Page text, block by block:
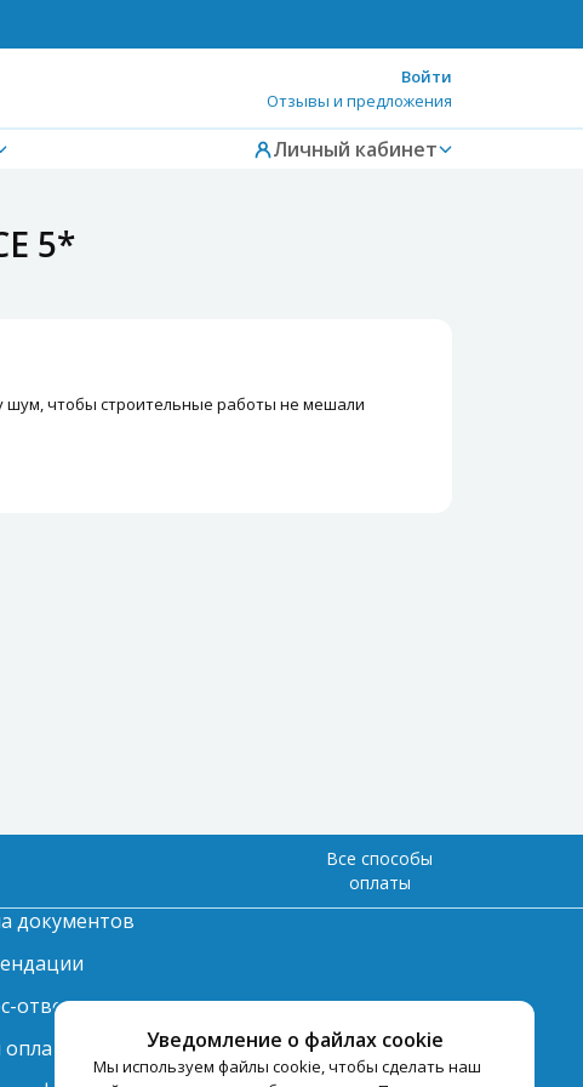
Войти
Отзывы и предложения
Личный кабинет
5*
шум, чтобы строительные работы не мешали
Уведомление о файлах cookie
Мы используем файлы cookie, чтобы сделать наш
Все способы
оплаты
документов
ответ